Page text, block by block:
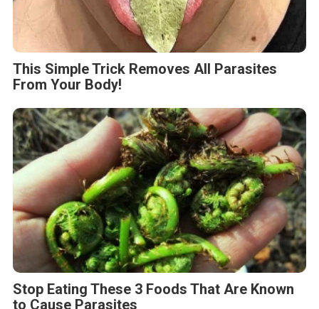
This Simple Trick Removes All Parasites
From Your Body!
Stop Eating These 3 Foods That Are Known
to Cause Parasites